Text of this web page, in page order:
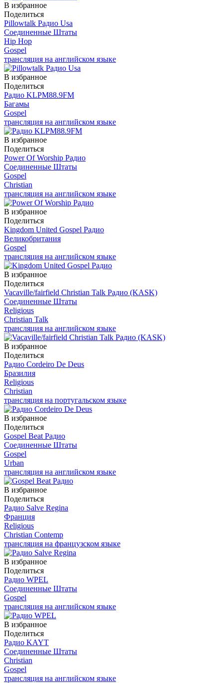
В избранное
Поделиться
Pillowtalk Радио Usa
Соединенные Штаты
Hip Hop
Gospel
трансляция на английском языке
В избранное
Поделиться
Радио KLPM88.9FM
Багамы
Gospel
трансляция на английском языке
В избранное
Поделиться
Power Of Worship Радио
Соединенные Штаты
Gospel
Christian
трансляция на английском языке
В избранное
Поделиться
Kingdom United Gospel Радио
Великобритания
Gospel
трансляция на английском языке
В избранное
Поделиться
Vacaville/fairfield Christian Talk Радио (KASK)
Соединенные Штаты
Religious
Christian Talk
трансляция на английском языке
В избранное
Поделиться
Радио Cordeiro De Deus
Бразилия
Religious
Christian
трансляция на португальском языке
В избранное
Поделиться
Gospel Beat Радио
Соединенные Штаты
Gospel
Urban
трансляция на английском языке
В избранное
Поделиться
Радио Salve Regina
Франция
Religious
Christian Contemp
трансляция на французском языке
В избранное
Поделиться
Радио WPEL
Соединенные Штаты
Gospel
трансляция на английском языке
В избранное
Поделиться
Радио KAYT
Соединенные Штаты
Christian
Gospel
трансляция на английском языке